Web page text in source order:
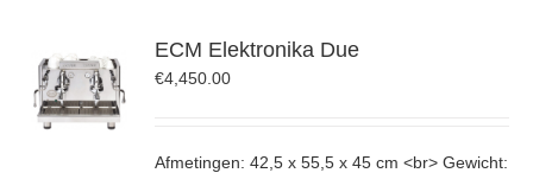
ECM Elektronika Due
€4,450.00
Afmetingen: 42,5 x 55,5 x 45 cm <br> Gewicht: